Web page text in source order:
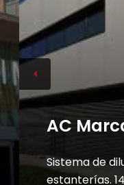
AC
Sistema de
estanterías.